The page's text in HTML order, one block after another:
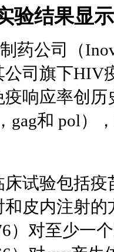
验结果显
药公司（
公司旗下HIV
疫响应率创
gag和 pol）
床试验包括
和皮内注射
）对至少一